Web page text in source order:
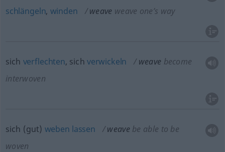
schlängeln, winden weave weave one’s way
sich verflechten, sich verwickeln weave become
interwoven
sich (gut) weben lassen weave be able to be
woven